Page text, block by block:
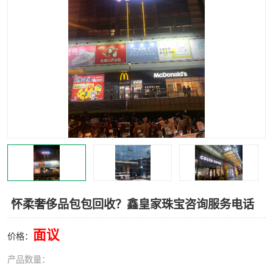
怀柔奢侈品包包回收？鑫皇家珠宝咨询服务电话
价格： 面议
产品数量：